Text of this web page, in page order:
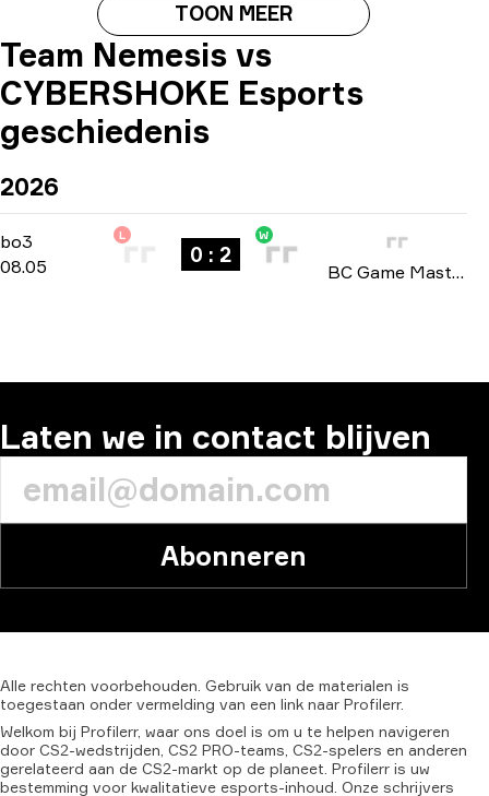
TOON MEER
Team Nemesis vs
CYBERSHOKE Esports
geschiedenis
2026
bo3 -bo3
08.05
L
0 : 2
W
BC Game Masters: Europe Series #1 season 2 2026
Laten we in contact blijven
Abonneren
Alle rechten voorbehouden. Gebruik van de materialen is
toegestaan onder vermelding van een link naar Profilerr.
Welkom bij Profilerr, waar ons doel is om u te helpen navigeren
door CS2-wedstrijden, CS2 PRO-teams, CS2-spelers en anderen
gerelateerd aan de CS2-markt op de planeet. Profilerr is uw
bestemming voor kwalitatieve esports-inhoud. Onze schrijvers